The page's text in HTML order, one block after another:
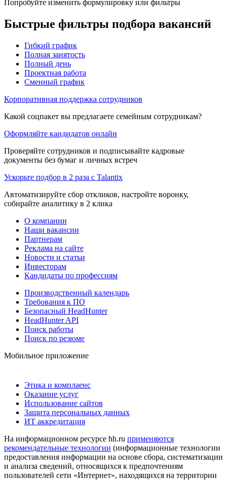
Попробуйте изменить формулировку или фильтры
Быстрые фильтры подбора вакансий
Гибкий график
Полная занятость
Полный день
Проектная работа
Сменный график
Корпоративная поддержка сотрудников
Какой соцпакет вы предлагаете семейным сотрудникам?
Оформляйте кандидатов онлайн
Проверяйте сотрудников и подписывайте кадровые
документы без бумаг и личных встреч
Ускорьте подбор в 2 раза с Talantix
Автоматизируйте сбор откликов, настройте воронку,
собирайте аналитику в 2 клика
О компании
Наши вакансии
Партнерам
Реклама на сайте
Новости и статьи
Инвесторам
Кандидаты по профессиям
Производственный календарь
Требования к ПО
Безопасный HeadHunter
HeadHunter API
Поиск работы
Поиск по резюме
Мобильное приложение
Этика и комплаенс
Оказание услуг
Использование сайтов
Защита персональных данных
ИТ аккредитация
На информационном ресурсе hh.ru применяются
рекомендательные технологии (информационные технологии
предоставления информации на основе сбора, систематизации
и анализа сведений, относящихся к предпочтениям
пользователей сети «Интернет», находящихся на территории